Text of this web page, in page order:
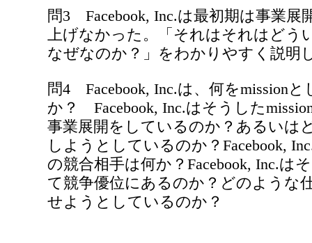
問3 Facebook, Inc.は最初期は事業展
上げなかった。「それはそれはどう
なぜなのか？」をわかりやすく説明
問4 Facebook, Inc.は、何をmission
か？ Facebook, Inc.はそうした
事業展開をしているのか？あるいは
しようとしているのか？Facebook,
の競合相手は何か？Facebook, Inc.は
て競争優位にあるのか？どのような
せようとしているのか？